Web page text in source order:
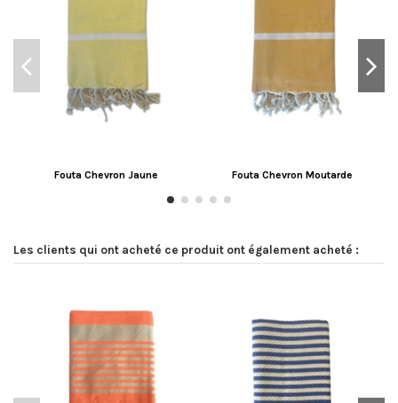
Fouta Chevron Jaune Fouta Chevron Moutarde
Les clients qui ont acheté ce produit ont également acheté :